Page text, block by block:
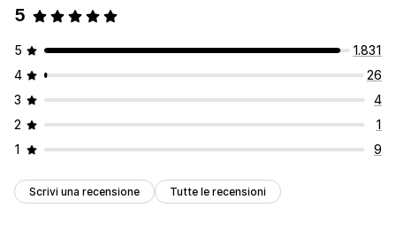
5
5
1.831
4
26
3
4
2
1
1
9
Scrivi una recensione Tutte le recensioni